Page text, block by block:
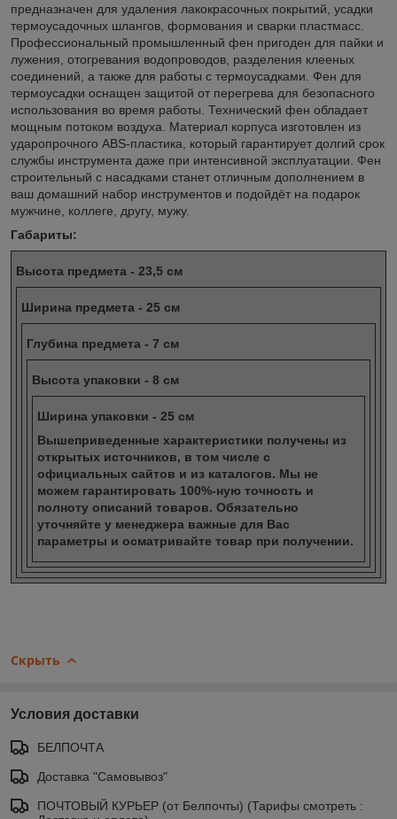
предназначен для удаления лакокрасочных покрытий, усадки
термоусадочных шлангов, формования и сварки пластмасс.
Профессиональный промышленный фен пригоден для пайки и
лужения, отогревания водопроводов, разделения клееных
соединений, а также для работы с термоусадками. Фен для
термоусадки оснащен защитой от перегрева для безопасного
использования во время работы. Технический фен обладает
мощным потоком воздуха. Материал корпуса изготовлен из
ударопрочного ABS-пластика, который гарантирует долгий срок
службы инструмента даже при интенсивной эксплуатации. Фен
строительный с насадками станет отличным дополнением в
ваш домашний набор инструментов и подойдёт на подарок
мужчине, коллеге, другу, мужу.
Габариты:
Высота предмета - 23,5 см
Ширина предмета - 25 см
Глубина предмета - 7 см
Высота упаковки - 8 см
Ширина упаковки - 25 см
Вышеприведенные характеристики получены из
открытых источников, в том числе с
официальных сайтов и из каталогов. Мы не
можем гарантировать 100%-ную точность и
полноту описаний товаров. Обязательно
уточняйте у менеджера важные для Вас
параметры и осматривайте товар при получении.
Скрыть
Условия доставки
БЕЛПОЧТА
Доставка "Самовывоз"
ПОЧТОВЫЙ КУРЬЕР (от Белпочты) (Тарифы смотреть :